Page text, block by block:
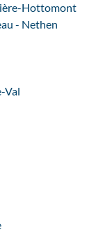
Hottomont
- Nethen
Val